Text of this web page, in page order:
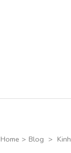
Home > Blog >